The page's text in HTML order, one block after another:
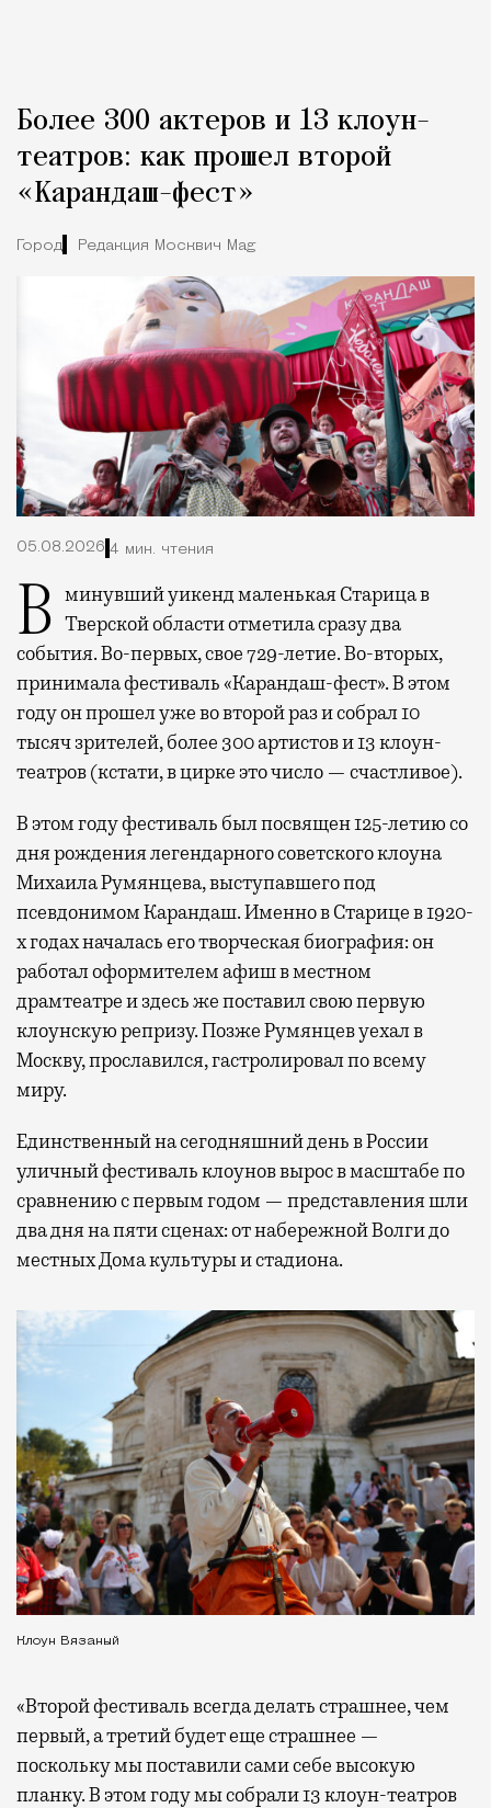
Более 300 актеров и 13 клоун-
театров: как прошел второй
«Карандаш-фест»
Город Редакция Москвич Mag
05.08.2026 4 мин. чтения
В минувший уикенд маленькая Старица в Тверской области отметила сразу два
события. Во-первых, свое 729-летие. Во-вторых,
принимала фестиваль «Карандаш-фест». В этом
году он прошел уже во второй раз и собрал 10
тысяч зрителей, более 300 артистов и 13 клоун-
театров (кстати, в цирке это число — счастливое).
В этом году фестиваль был посвящен 125-летию со
дня рождения легендарного советского клоуна
Михаила Румянцева, выступавшего под
псевдонимом Карандаш. Именно в Старице в 1920-
х годах началась его творческая биография: он
работал оформителем афиш в местном
драмтеатре и здесь же поставил свою первую
клоунскую репризу. Позже Румянцев уехал в
Москву, прославился, гастролировал по всему
миру.
Единственный на сегодняшний день в России
уличный фестиваль клоунов вырос в масштабе по
сравнению с первым годом — представления шли
два дня на пяти сценах: от набережной Волги до
местных Дома культуры и стадиона.
Клоун Вязаный
«Второй фестиваль всегда делать страшнее, чем
первый, а третий будет еще страшнее —
поскольку мы поставили сами себе высокую
планку. В этом году мы собрали 13 клоун-театров